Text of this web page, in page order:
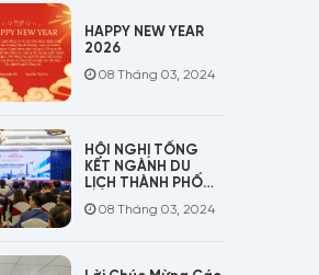
HAPPY NEW YEAR
2026
08 Tháng 03, 2024
HỘI NGHỊ TỔNG
KẾT NGÀNH DU
LỊCH THÀNH PHỐ
2025!
08 Tháng 03, 2024